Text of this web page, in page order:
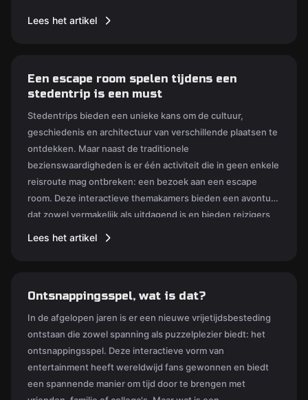
geweldige activiteit kan zijn voor vrienden, familie of
Lees het artikel
Een escape room spelen tijdens een
stedentrip is een must
Stedentrips bieden een unieke kans om de cultuur,
geschiedenis en architectuur van verschillende plaatsen te
ontdekken. Maar naast de traditionele
bezienswaardigheden is er één activiteit die in geen enkele
reisroute mag ontbreken: een bezoek aan een escape
room. Deze interactieve themakamers bieden een avontuur
dat zowel vermakelijk als uitdagend is en bieden reizigers
Lees het artikel
Ontsnappingsspel, wat is dat?
In de afgelopen jaren is er een nieuwe vrijetijdsbesteding
ontstaan die zowel spanning als puzzelplezier biedt: het
ontsnappingsspel. Deze interactieve vorm van
entertainment heeft wereldwijd fans gewonnen en biedt
een spannende manier om tijd door te brengen met